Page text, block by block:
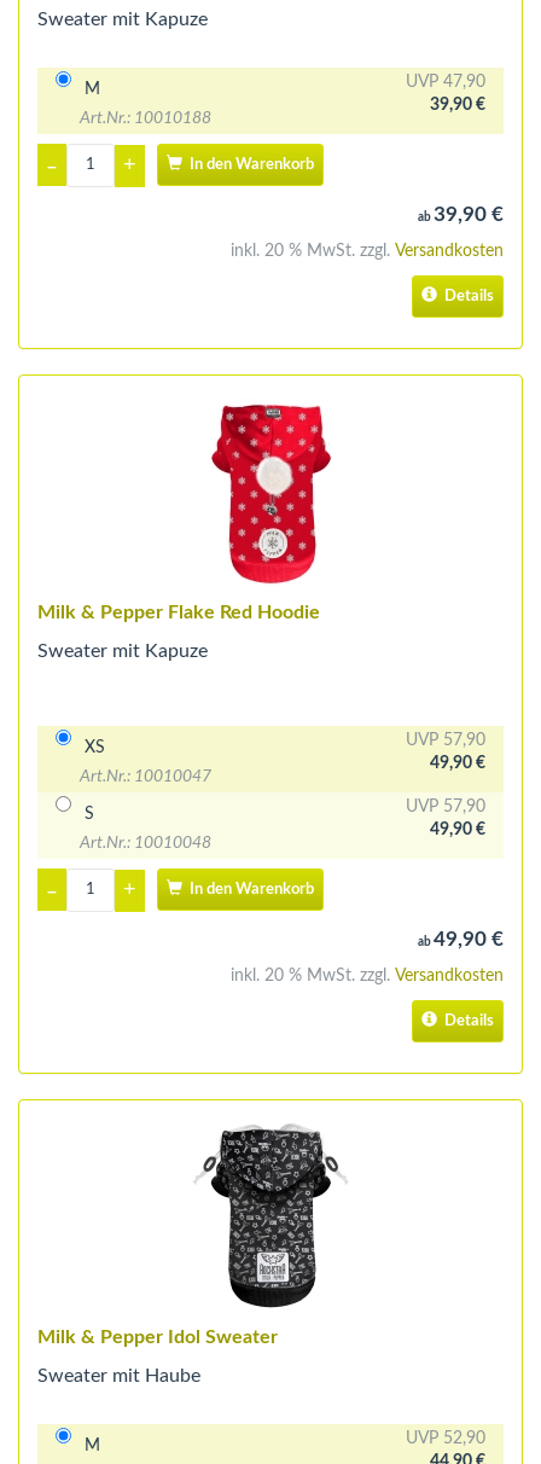
Sweater mit Kapuze
M
Art.Nr.: 10010188
UVP 47,90
39,90 €
– + In den Warenkorb
ab 39,90 €
inkl. 20 % MwSt. zzgl. Versandkosten
Details
Milk & Pepper Flake Red Hoodie
Sweater mit Kapuze
XS
Art.Nr.: 10010047
UVP 57,90
49,90 €
S
Art.Nr.: 10010048
UVP 57,90
49,90 €
– + In den Warenkorb
ab 49,90 €
inkl. 20 % MwSt. zzgl. Versandkosten
Details
Milk & Pepper Idol Sweater
Sweater mit Haube
M
UVP 52,90